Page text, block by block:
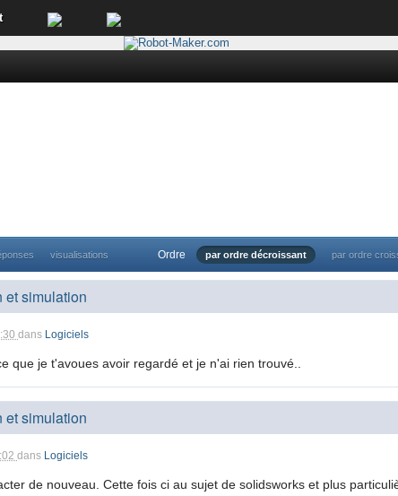
visualisations Ordre par ordre décroissant par ordre
et simulation
dans Logiciels
que je t'avoues avoir regardé et je n'ai rien trouvé..
et simulation
dans Logiciels
de nouveau. Cette fois ci au sujet de solidsworks et plus